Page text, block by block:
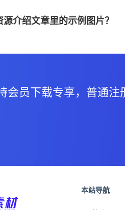
介绍文章里的示例图片？
会员下载专享，普通
本站导航